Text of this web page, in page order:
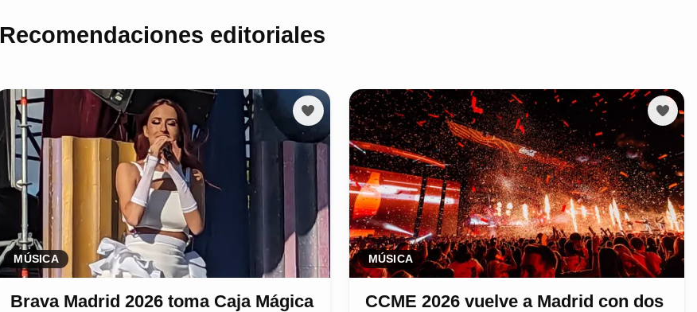
Recomendaciones editoriales
MÚSICA
Brava Madrid 2026 toma Caja Mágica
MÚSICA
CCME 2026 vuelve a Madrid con dos